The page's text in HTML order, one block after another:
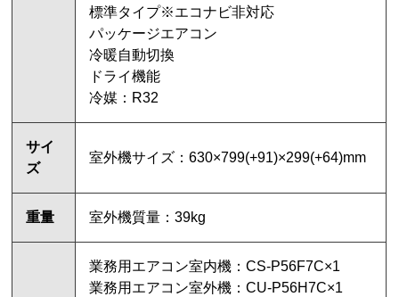
標準タイプ※エコナビ非対応
パッケージエアコン
冷暖自動切換
ドライ機能
冷媒：R32
サイ
ズ
室外機サイズ：630×799(+91)×299(+64)mm
重量 室外機質量：39kg
業務用エアコン室内機：CS-P56F7C×1
業務用エアコン室外機：CU-P56H7C×1